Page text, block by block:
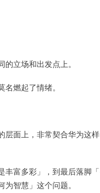
立场和出发点上。
燃起了情绪。
层面上，非常契合华为这
丰富多彩」，到最后落脚
智慧」这个问题。